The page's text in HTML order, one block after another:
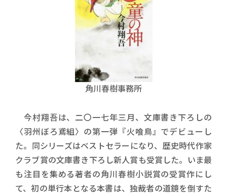
角川春樹事務所
今村翔吾は、二〇一七年三月、文庫書き下ろしの
〈羽州ぼろ鳶組〉の第一弾『火喰鳥』でデビューし
た。同シリーズはベストセラーになり、歴史時代作家
クラブ賞の文庫書き下ろし新人賞も受賞した。いま最
も注目を集める著者の角川春樹小説賞の受賞作にし
て、初の単行本となる本書は、独裁者の道鏡を倒すた